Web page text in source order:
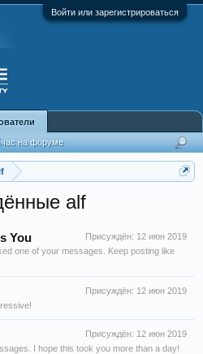
Войти или зарегистрироваться
alf
Присуждён: 12 июн 2019
You
one of your messages. Keep posting like
Присуждён: 12 июн 2019
Присуждён: 12 июн 2019
I hope this took you more than a day!
на форуме
профиля